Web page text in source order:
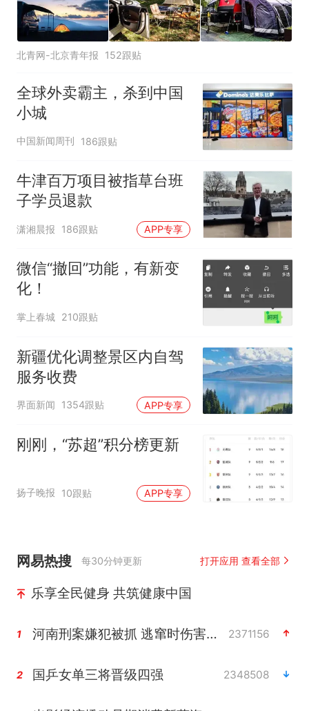
北青网-北京青年报 152跟贴
全球外卖霸主，杀到中国
小城
中国新闻周刊 186跟贴
牛津百万项目被指草台班
子学员退款
潇湘晨报 186跟贴 APP专享
微信“撤回”功能，有新变
化！
掌上春城 210跟贴
新疆优化调整景区内自驾
服务收费
界面新闻 1354跟贴 APP专享
刚刚，“苏超”积分榜更新
扬子晚报 10跟贴 APP专享
网易热搜 每30分钟更新 打开应用 查看全部
乐享全民健身 共筑健康中国
1 河南刑案嫌犯被抓 逃窜时伤害多人 2371156
2 国乒女单三将晋级四强 2348508